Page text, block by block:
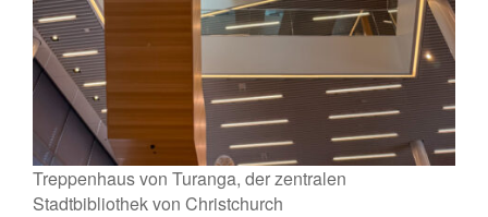
Treppenhaus von Turanga, der zentralen
Stadtbibliothek von Christchurch